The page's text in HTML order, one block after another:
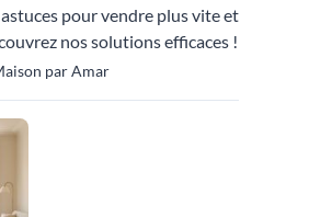
pour vendre plus vite et
nos solutions efficaces !
par Amar